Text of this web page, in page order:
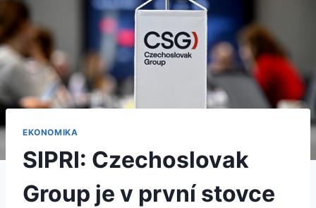
EKONOMIKA
SIPRI: Czechoslovak
Group je v první stovce